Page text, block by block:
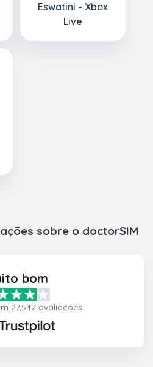
Eswatini - Xbox
Live
sobre o doctorSIM
bom
27,542 avaliações